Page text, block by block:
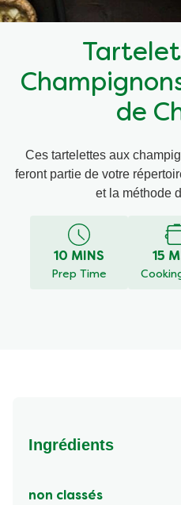
Recettes par Type de Plat
de
Ces tartelettes aux
feront partie de votre
et la méthode
10 MINS
Prep Time
15
Ingrédients
non classés